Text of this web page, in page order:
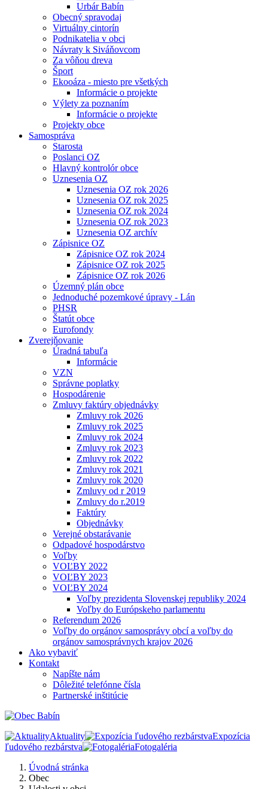
Urbár Babín
Obecný spravodaj
Virtuálny cintorín
Podnikatelia v obci
Návraty k Siváňovcom
Za vôňou dreva
Šport
Ekooáza - miesto pre všetkých
Informácie o projekte
Výlety za poznaním
Informácie o projekte
Projekty obce
Samospráva
Starosta
Poslanci OZ
Hlavný kontrolór obce
Uznesenia OZ
Uznesenia OZ rok 2026
Uznesenia OZ rok 2025
Uznesenia OZ rok 2024
Uznesenia OZ rok 2023
Uznesenia OZ archív
Zápisnice OZ
Zápisnice OZ rok 2024
Zápisnice OZ rok 2025
Zápisnice OZ rok 2026
Územný plán obce
Jednoduché pozemkové úpravy - Lán
PHSR
Štatút obce
Eurofondy
Zverejňovanie
Úradná tabuľa
Informácie
VZN
Správne poplatky
Hospodárenie
Zmluvy faktúry objednávky
Zmluvy rok 2026
Zmluvy rok 2025
Zmluvy rok 2024
Zmluvy rok 2023
Zmluvy rok 2022
Zmluvy rok 2021
Zmluvy rok 2020
Zmluvy od r 2019
Zmluvy do r.2019
Faktúry
Objednávky
Verejné obstarávanie
Odpadové hospodárstvo
Voľby
VOĽBY 2022
VOĽBY 2023
VOĽBY 2024
Voľby prezidenta Slovenskej republiky 2024
Voľby do Európskeho parlamentu
Referendum 2026
Voľby do orgánov samosprávy obcí a voľby do
orgánov samosprávnych krajov 2026
Ako vybaviť
Kontakt
Napíšte nám
Dôležité telefónne čísla
Partnerské inštitúcie
Aktuality
Expozícia
ľudového rezbárstva
Fotogaléria
Úvodná stránka
Obec